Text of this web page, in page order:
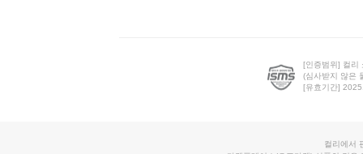
[인증범위] 컬리
(심사받지 않은
[유효기간]
컬리에서